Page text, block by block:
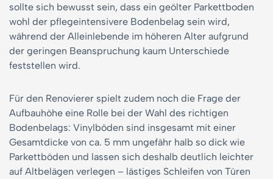
sollte sich bewusst sein, dass ein geölter Parkettboden
wohl der pflegeintensivere Bodenbelag sein wird,
während der Alleinlebende im höheren Alter aufgrund
der geringen Beanspruchung kaum Unterschiede
feststellen wird.
Für den Renovierer spielt zudem noch die Frage der
Aufbauhöhe eine Rolle bei der Wahl des richtigen
Bodenbelags: Vinylböden sind insgesamt mit einer
Gesamtdicke von ca. 5 mm ungefähr halb so dick wie
Parkettböden und lassen sich deshalb deutlich leichter
auf Altbelägen verlegen – lästiges Schleifen von Türen